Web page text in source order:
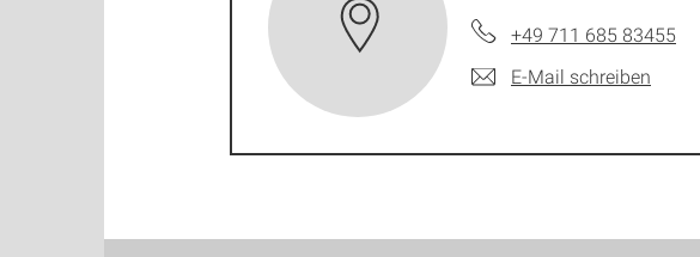
+49 711 685 83455
E-Mail schreiben